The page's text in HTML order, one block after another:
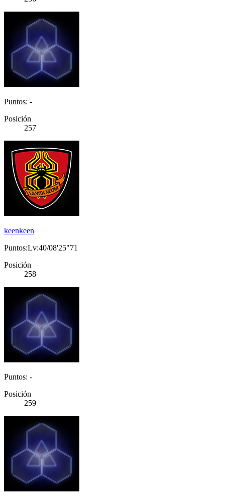
Puntos: -
Posición
257
keenkeen
Puntos:Lv:40/08'25"71
Posición
258
Puntos: -
Posición
259